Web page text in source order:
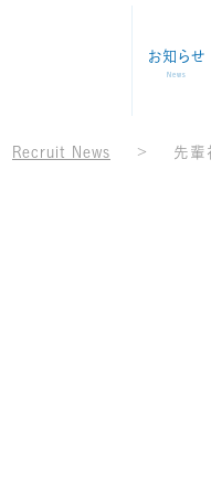
お知らせ
News
Recruit News > 先輩